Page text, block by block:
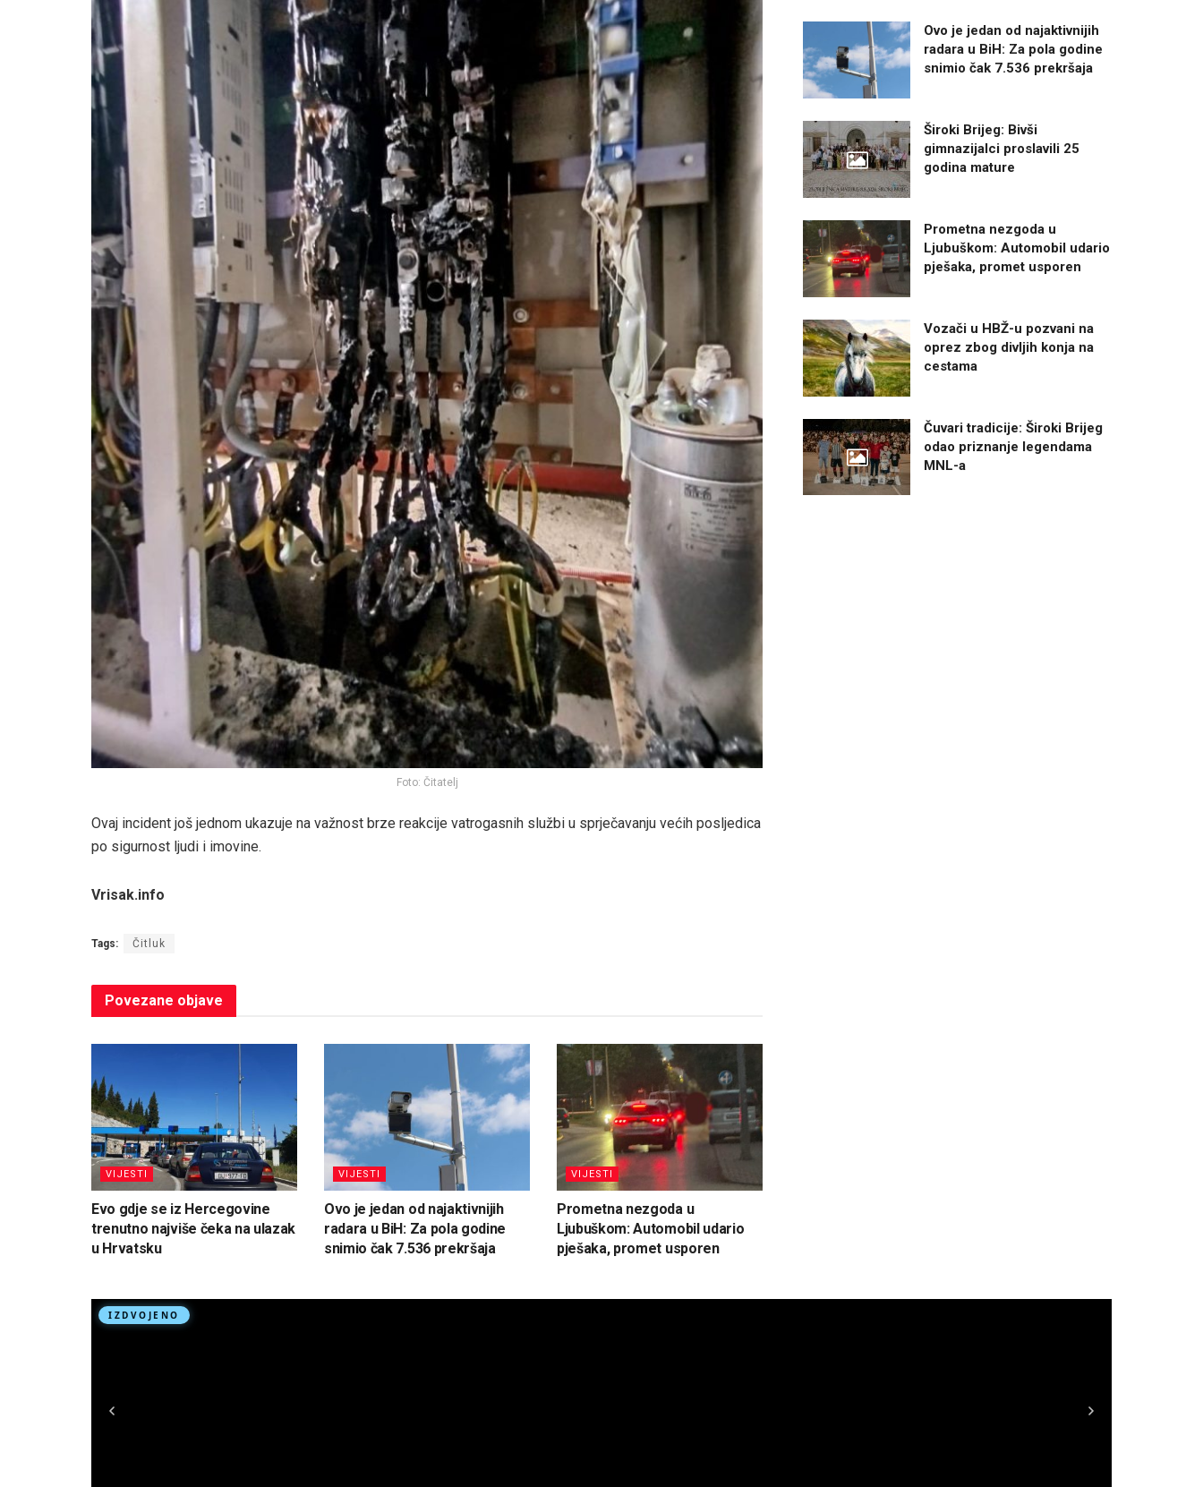
Foto: Čitatelj
Ovaj incident još jednom ukazuje na važnost brze reakcije vatrogasnih službi u sprječavanju većih posljedica
po sigurnost ljudi i imovine.
Vrisak.info
Tags: Čitluk
Povezane objave
VIJESTI
Evo gdje se iz Hercegovine
trenutno najviše čeka na ulazak
u Hrvatsku
VIJESTI
Ovo je jedan od najaktivnijih
radara u BiH: Za pola godine
snimio čak 7.536 prekršaja
VIJESTI
Prometna nezgoda u
Ljubuškom: Automobil udario
pješaka, promet usporen
Ovo je jedan od najaktivnijih
radara u BiH: Za pola godine
snimio čak 7.536 prekršaja
Široki Brijeg: Bivši
gimnazijalci proslavili 25
godina mature
Prometna nezgoda u
Ljubuškom: Automobil udario
pješaka, promet usporen
Vozači u HBŽ-u pozvani na
oprez zbog divljih konja na
cestama
Čuvari tradicije: Široki Brijeg
odao priznanje legendama
MNL-a